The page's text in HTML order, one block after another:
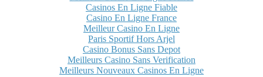
Casinos En Ligne Fiable
Casino En Ligne France
Meilleur Casino En Ligne
Paris Sportif Hors Arjel
Casino Bonus Sans Depot
Meilleurs Casino Sans Verification
Meilleurs Nouveaux Casinos En Ligne